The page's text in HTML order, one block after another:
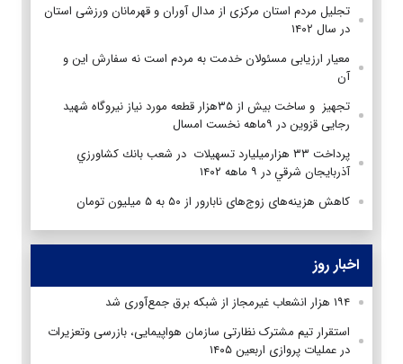
تجلیل مردم استان مرکزی از مدال آوران و قهرمانان ورزشی استان
در سال ۱۴۰۲
معیار ارزیابی مسئولان خدمت به مردم است نه سفارش این و
آن
تجهیز و ساخت بیش از ۳۵هزار قطعه مورد نیاز نیروگاه شهید
رجایی قزوین در ۹ماهه نخست امسال
پرداخت ۳۳ هزارمیلیارد تسهیلات در شعب بانك كشاورزي
آذربايجان شرقي در ۹ ماهه ۱۴۰۲
کاهش هزینه‌های زوج‌های نابارور از ۵۰ به ۵ میلیون تومان
اخبار روز
۱۹۴ هزار انشعاب غیرمجاز از شبکه برق جمع‌آوری شد
استقرار تیم مشترک نظارتی سازمان هواپیمایی، بازرسی وتعزیرات
در عملیات پروازی اربعین ۱۴۰۵